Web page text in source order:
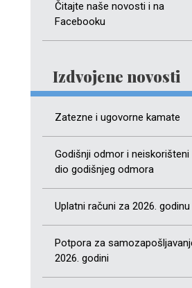
Čitajte naše novosti i na
Facebooku
Izdvojene novosti
Zatezne i ugovorne kamate
Godišnji odmor i neiskorišteni
dio godišnjeg odmora
Uplatni računi za 2026. godinu
Potpora za
2026. godini